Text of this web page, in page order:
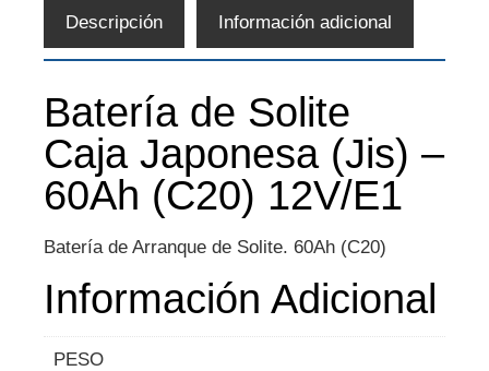
Descripción Información adicional
Batería de Solite
Caja Japonesa (Jis) –
60Ah (C20) 12V/E1
Batería de Arranque de Solite. 60Ah (C20)
Información Adicional
PESO